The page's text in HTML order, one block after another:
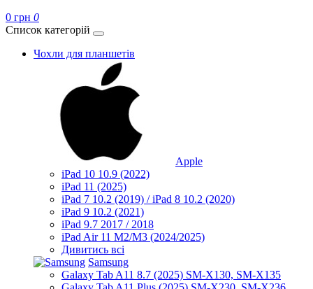
0 грн 0
Список категорій
Чохли для планшетів
Apple
iPad 10 10.9 (2022)
iPad 11 (2025)
iPad 7 10.2 (2019) / iPad 8 10.2 (2020)
iPad 9 10.2 (2021)
iPad 9.7 2017 / 2018
iPad Air 11 M2/M3 (2024/2025)
Дивитись всі
Samsung
Galaxy Tab A11 8.7 (2025) SM-X130, SM-X135